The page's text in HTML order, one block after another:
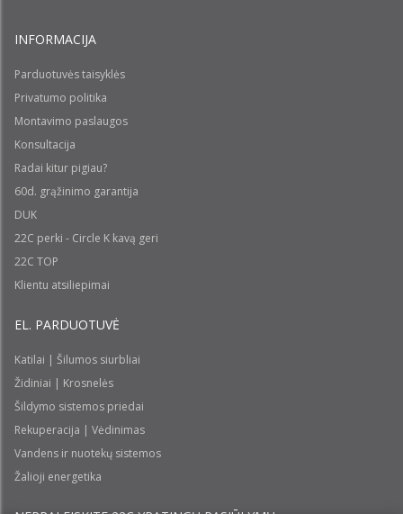
INFORMACIJA
Parduotuvės taisyklės
Privatumo politika
Montavimo paslaugos
Konsultacija
Radai kitur pigiau?
60d. grąžinimo garantija
DUK
22C perki - Circle K kavą geri
22C TOP
Klientu atsiliepimai
EL. PARDUOTUVĖ
Katilai | Šilumos siurbliai
Židiniai | Krosnelės
Šildymo sistemos priedai
Rekuperacija | Vėdinimas
Vandens ir nuotekų sistemos
Žalioji energetika